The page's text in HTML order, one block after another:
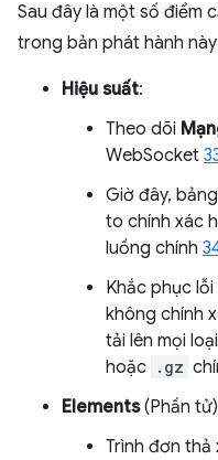
Sau đây là một số điểm
trong bản phát hành
Hiệu suất:
Theo dõi
WebSocket
Giờ đây,
to chính xác
luồng chính
Khắc phục
không chính
tải lên mọi
hoặc .gz
Elements(Phần
Trình đơn